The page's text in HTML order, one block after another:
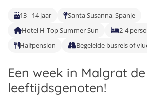
13 - 14 jaar
Santa Susanna, Spanje
Hotel H-Top Summer Sun
2-4
Halfpension
Begeleide busreis of
Een week in Malgrat
leeftijdsgenoten!